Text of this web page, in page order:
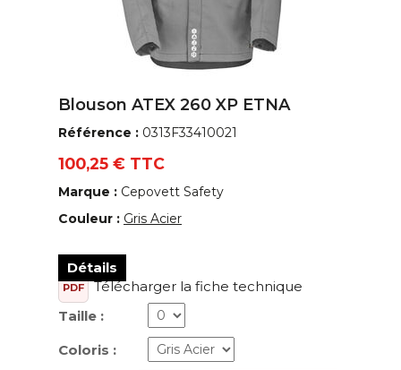
Blouson ATEX 260 XP ETNA
Référence : 0313F33410021
100,25 € TTC
Marque : Cepovett Safety
Couleur : Gris Acier
Détails
PDF
Télécharger la fiche technique
Taille :
Coloris :